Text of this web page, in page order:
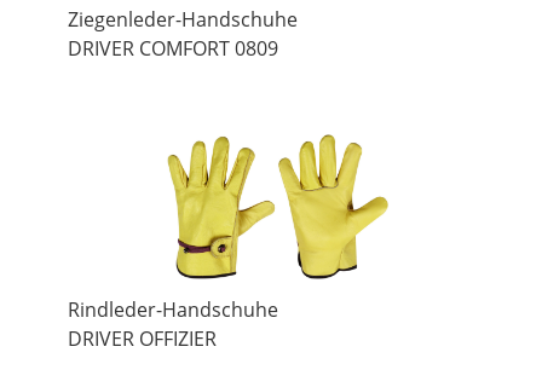
Ziegenleder-Handschuhe
DRIVER COMFORT 0809
Rindleder-Handschuhe
DRIVER OFFIZIER